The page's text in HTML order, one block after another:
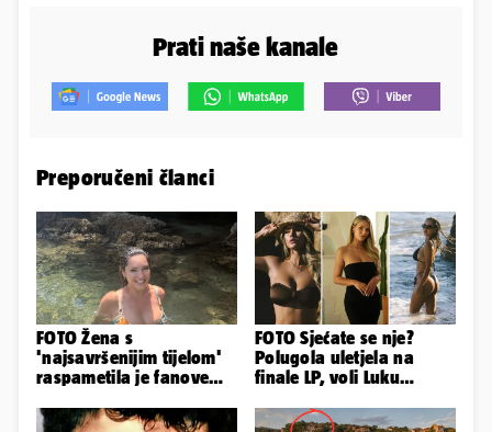
Prati naše kanale
Preporučeni članci
FOTO Žena s
'najsavršenijim tijelom'
raspametila je fanove
plićaka
FOTO Sjećate se nje?
Polugola uletjela na
finale LP, voli Luku
otrovala